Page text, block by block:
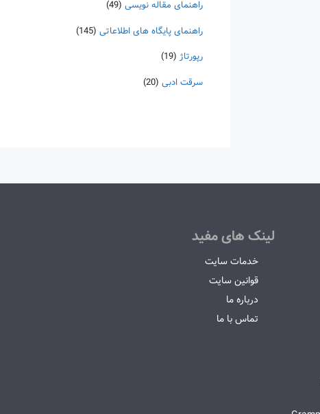
راهنمای مقاله نویسی (49)
راهنمای پایگاه های اطلاعاتی (145)
رپورتاژ (19)
سرقت ادبی (20)
لینک های مفید
خدمات سایت
قوانین سایت
درباره ما
تماس با ما